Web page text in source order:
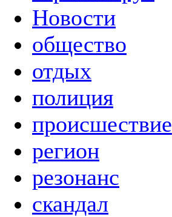
Новости
общество
отдых
полиция
происшествие
регион
резонанс
скандал